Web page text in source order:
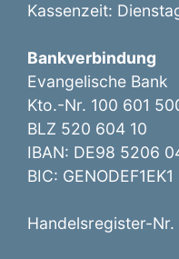
Kassenzeit:
Bankverbindung
Evangelische Bank
Kto.-Nr. 100 601
BLZ 520 604 10
IBAN: DE98 5206
BIC: GENODEF1EK1
Handelsregister-